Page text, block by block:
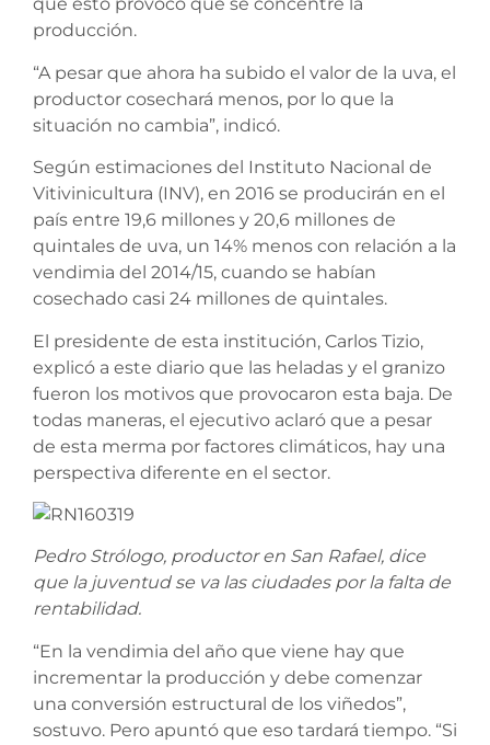
que esto provocó que se concentre la
producción.
“A pesar que ahora ha subido el valor de la uva, el
productor cosechará menos, por lo que la
situación no cambia”, indicó.
Según estimaciones del Instituto Nacional de
Vitivinicultura (INV), en 2016 se producirán en el
país entre 19,6 millones y 20,6 millones de
quintales de uva, un 14% menos con relación a la
vendimia del 2014/15, cuando se habían
cosechado casi 24 millones de quintales.
El presidente de esta institución, Carlos Tizio,
explicó a este diario que las heladas y el granizo
fueron los motivos que provocaron esta baja. De
todas maneras, el ejecutivo aclaró que a pesar
de esta merma por factores climáticos, hay una
perspectiva diferente en el sector.
Pedro Strólogo, productor en San Rafael, dice
que la juventud se va las ciudades por la falta de
rentabilidad.
“En la vendimia del año que viene hay que
incrementar la producción y debe comenzar
una conversión estructural de los viñedos”,
sostuvo. Pero apuntó que eso tardará tiempo. “Si